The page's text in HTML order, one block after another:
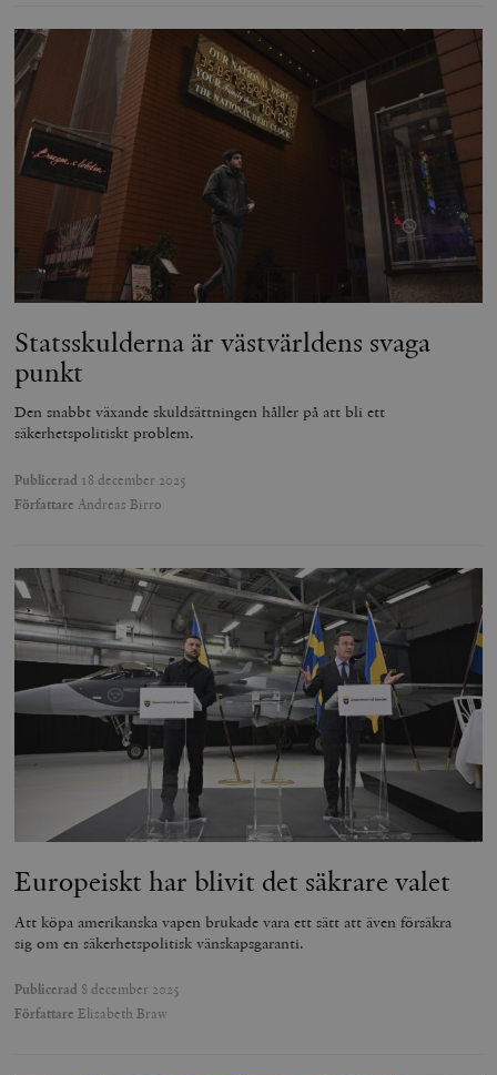
Statsskulderna är västvärldens svaga
punkt
Den snabbt växande skuldsättningen håller på att bli ett
säkerhetspolitiskt problem.
Publicerad 18 december 2025
Författare Andreas Birro
Europeiskt har blivit det säkrare valet
Att köpa amerikanska vapen brukade vara ett sätt att även försäkra
sig om en säkerhetspolitisk vänskapsgaranti.
Publicerad 8 december 2025
Författare Elisabeth Braw